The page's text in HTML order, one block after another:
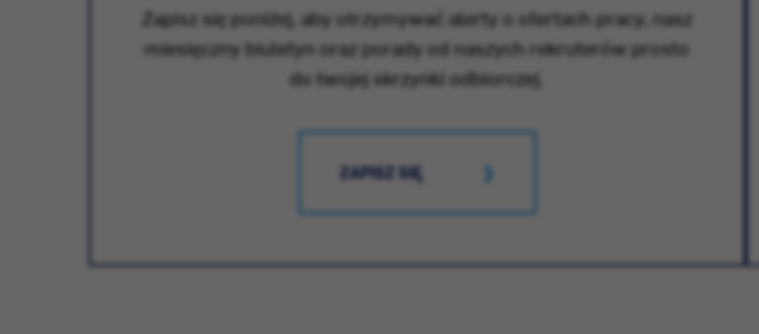
Zapisz się poniżej, aby otrzymywać alerty o ofertach pracy, nasz
miesięczny biuletyn oraz porady od naszych rekruterów prosto
do twojej skrzynki odbiorczej.
ZAPISZ SIĘ